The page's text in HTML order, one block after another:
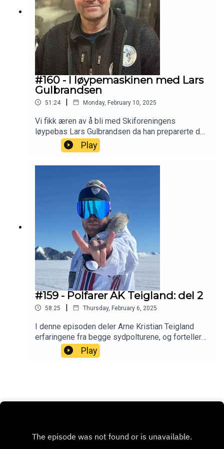
#160 - I løypemaskinen med Lars
Gulbrandsen
51:24 | Monday, February 10, 2025
Vi fikk æren av å bli med Skiforeningens
løypebas Lars Gulbrandsen da han preparerte den
legendariske løypa mellom Stryken og Stålmyra i
Nordmarka. Lars svarer på lytterspørsmål og
Play
#159 - Polfarer AK Teigland: del 2
58:25 | Thursday, February 6, 2025
I denne episoden deler Arne Kristian Teigland
erfaringene fra begge sydpolturene, og forteller
om da det nesten gikk galt. "Eg dro til sydpolen
for å gi alt, og da gav eg."
Play